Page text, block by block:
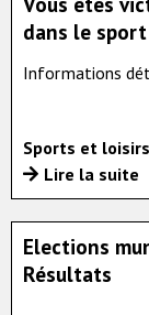
dans le sport
Informations
Sports et loisirs
Lire la suite
Elections
Résultats